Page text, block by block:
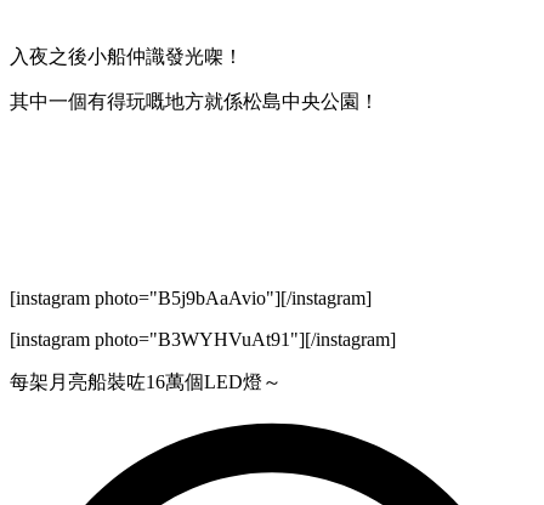
入夜之後小船仲識發光㗎！
其中一個有得玩嘅地方就係松島中央公園！
[instagram photo="B5j9bAaAvio"][/instagram]
[instagram photo="B3WYHVuAt91"][/instagram]
每架月亮船裝咗16萬個LED燈～